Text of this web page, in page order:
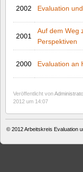
2002 Evaluation
2001
Auf dem Weg
Perspektiven
2000 Evaluation an
Veröffentlicht von
2012 um 14:07
© 2012Arbeitskreis Evaluation